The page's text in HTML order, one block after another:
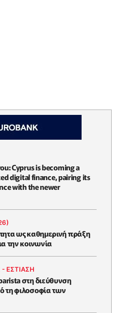
Cyprus is becoming a
digital finance, pairing its
with the newer
ως καθημερινή πράξη
την κοινωνία
ΕΣΤΙΑΣΗ
στη διεύθυνση
τη φιλοσοφία των